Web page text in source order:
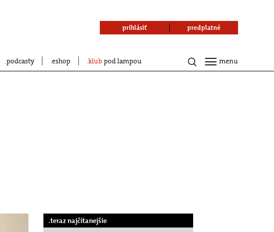
podcasty eshop klubpod lampou
prihlásiť predplatné
menu
.teraz najčítanejšie